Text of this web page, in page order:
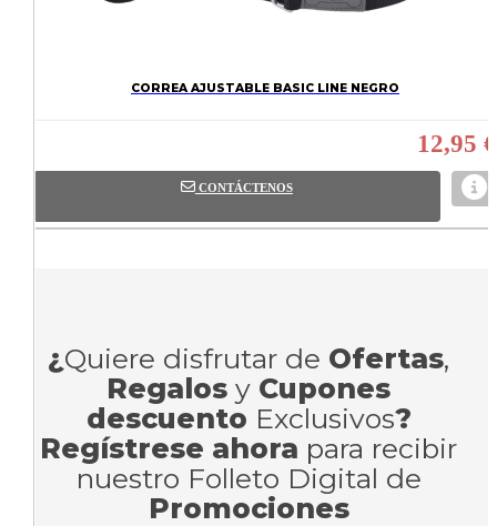
CORREA AJUSTABLE BASIC LINE NEGRO
12,95 €
CONTÁCTENOS
¿Quiere disfrutar de Ofertas,
Regalos y Cupones
descuento Exclusivos?
Regístrese ahora para recibir
nuestro Folleto Digital de
Promociones